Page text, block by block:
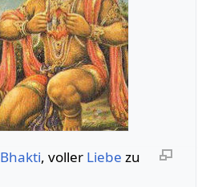
Bhakti, voller Liebe zu